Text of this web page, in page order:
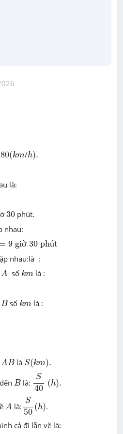
80(km/h).
h)
là:
30
30 phút.
nhau:
9 giờ 30 phút
9 giờ 30 phút
nhau:là :
A
A số km
km là :
B
B số km
km là :
AB
A B là S(km).
S(km).
đến B
B là:
S
40
(h).
40
A
A là:
S
50
(h)
50
.
cả đi lẫn về là: